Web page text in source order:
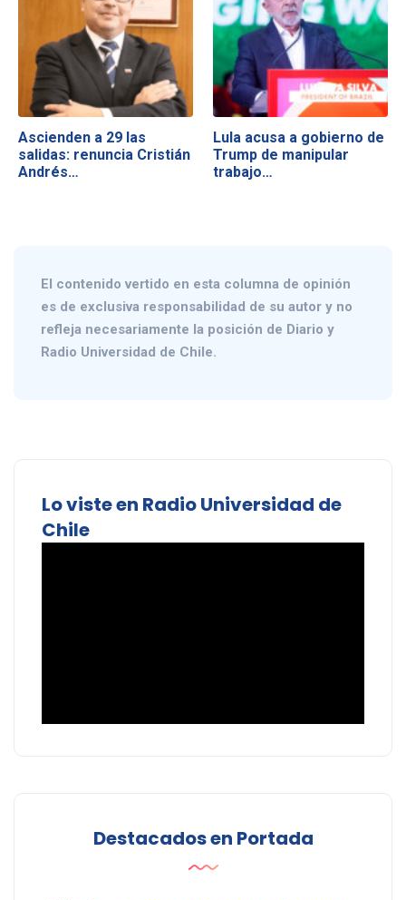
Ascienden a 29 las
salidas: renuncia Cristián
Andrés…
Lula acusa a gobierno de
Trump de manipular
trabajo…
El contenido vertido en esta columna de opinión
es de exclusiva responsabilidad de su autor y no
refleja necesariamente la posición de Diario y
Radio Universidad de Chile.
Lo viste en Radio Universidad de
Chile
Destacados en Portada